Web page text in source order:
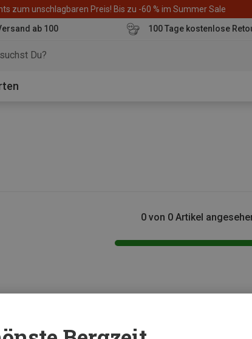
zum unschlagbaren Preis! Bis zu -60 % im Summer Sale
ab 100
100 Tage kostenlose
0 von 0 Artikel